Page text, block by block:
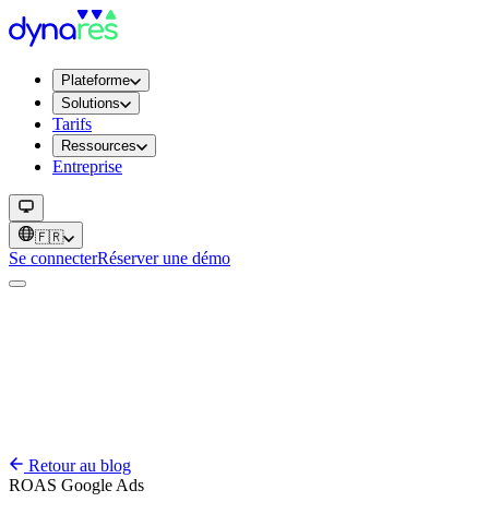
Plateforme
Solutions
Tarifs
Ressources
Entreprise
🇫🇷
Se connecterRéserver une démo
Retour au blog
ROAS Google Ads